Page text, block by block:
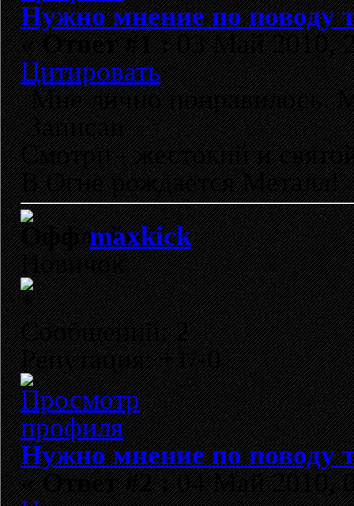
Нужно мнение по поводу
«Ответ #1 :03 Май 2010,
Цитировать
Мне лично понравилось.
Записан
Смотри - жестокий и
В Огне рождается Металл!
maxkick
Новичок
Сообщений: 2
Репутация: +1/-0
Нужно мнение по поводу
«Ответ #2 :04 Май 2010,